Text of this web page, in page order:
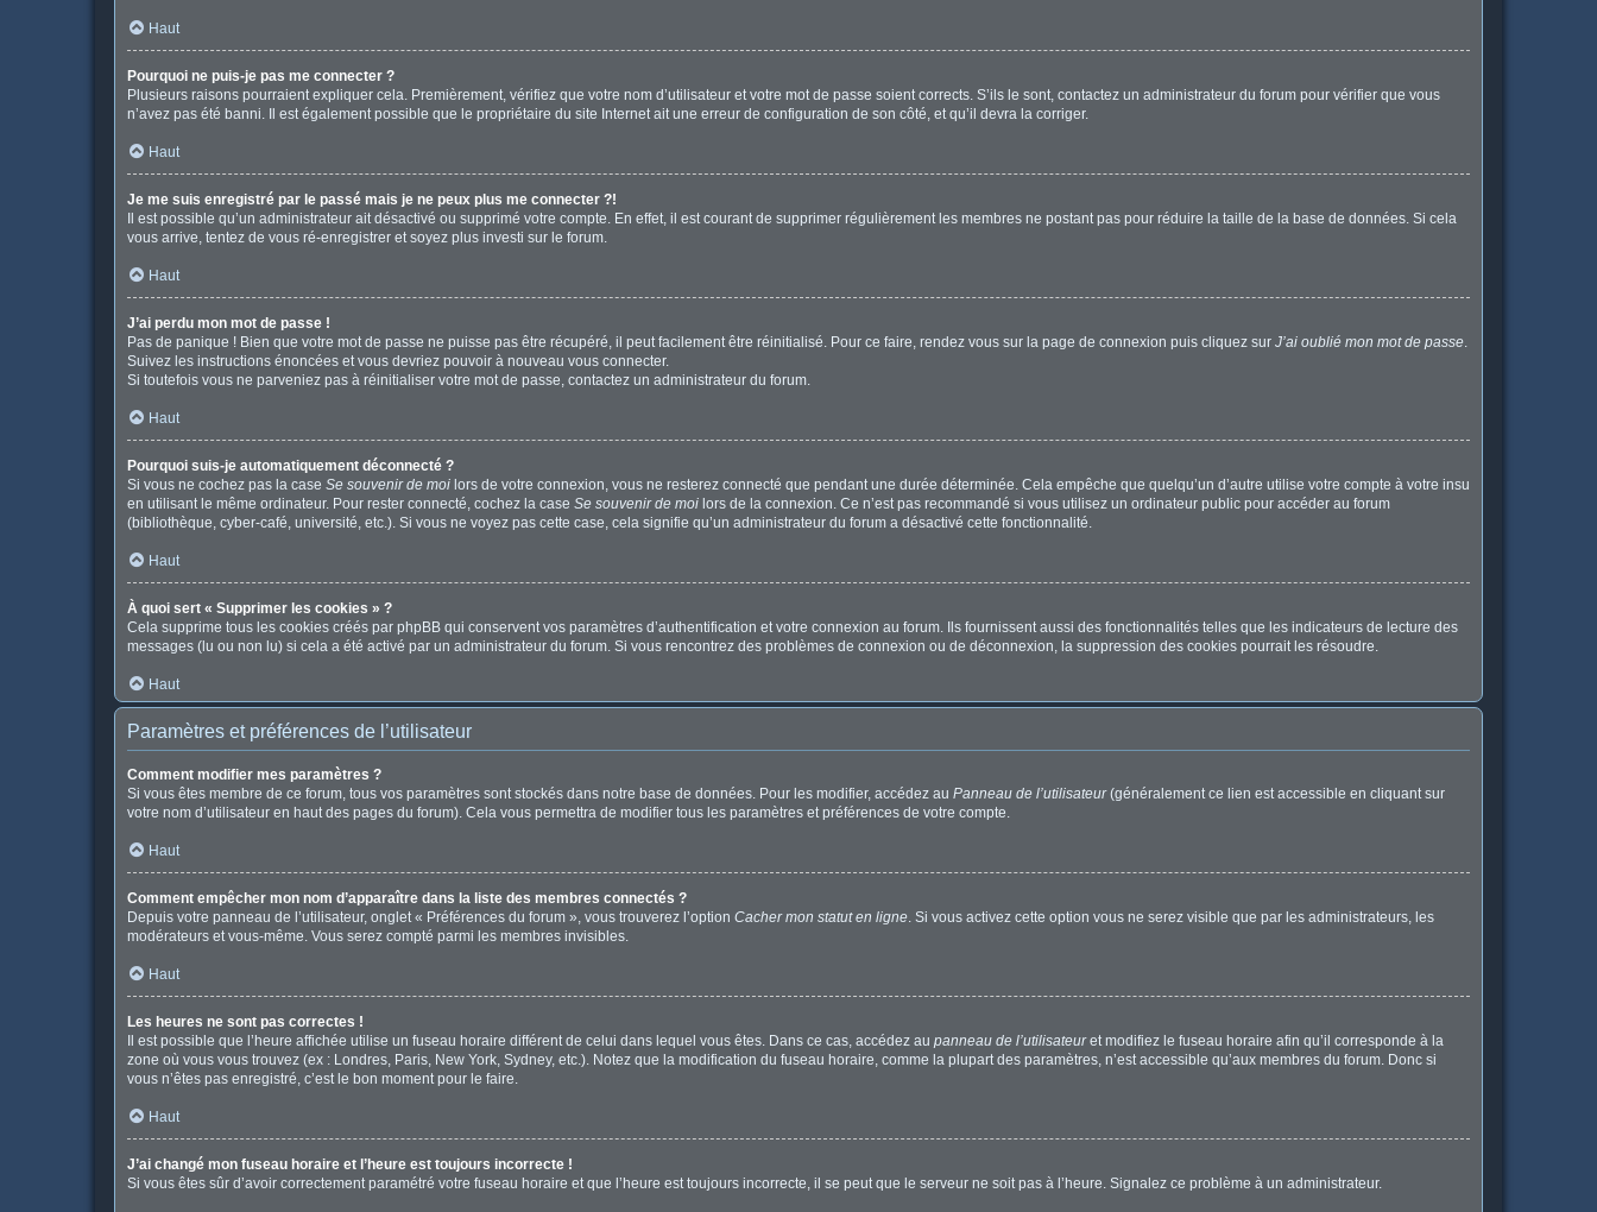
Haut
Pourquoi ne puis-je pas me connecter ?
Plusieurs raisons pourraient expliquer cela. Premièrement, vérifiez que votre nom d’utilisateur et votre mot de passe soient corrects. S’ils le sont, contactez un administrateur du forum pour vérifier que vous
n’avez pas été banni. Il est également possible que le propriétaire du site Internet ait une erreur de configuration de son côté, et qu’il devra la corriger.
Haut
Je me suis enregistré par le passé mais je ne peux plus me connecter ?!
Il est possible qu’un administrateur ait désactivé ou supprimé votre compte. En effet, il est courant de supprimer régulièrement les membres ne postant pas pour réduire la taille de la base de données. Si cela
vous arrive, tentez de vous ré-enregistrer et soyez plus investi sur le forum.
Haut
J’ai perdu mon mot de passe !
Pas de panique ! Bien que votre mot de passe ne puisse pas être récupéré, il peut facilement être réinitialisé. Pour ce faire, rendez vous sur la page de connexion puis cliquez sur J’ai oublié mon mot de passe.
Suivez les instructions énoncées et vous devriez pouvoir à nouveau vous connecter.
Si toutefois vous ne parveniez pas à réinitialiser votre mot de passe, contactez un administrateur du forum.
Haut
Pourquoi suis-je automatiquement déconnecté ?
Si vous ne cochez pas la case Se souvenir de moi lors de votre connexion, vous ne resterez connecté que pendant une durée déterminée. Cela empêche que quelqu’un d’autre utilise votre compte à votre insu
en utilisant le même ordinateur. Pour rester connecté, cochez la case Se souvenir de moi lors de la connexion. Ce n’est pas recommandé si vous utilisez un ordinateur public pour accéder au forum
(bibliothèque, cyber-café, université, etc.). Si vous ne voyez pas cette case, cela signifie qu’un administrateur du forum a désactivé cette fonctionnalité.
Haut
À quoi sert « Supprimer les cookies » ?
Cela supprime tous les cookies créés par phpBB qui conservent vos paramètres d’authentification et votre connexion au forum. Ils fournissent aussi des fonctionnalités telles que les indicateurs de lecture des
messages (lu ou non lu) si cela a été activé par un administrateur du forum. Si vous rencontrez des problèmes de connexion ou de déconnexion, la suppression des cookies pourrait les résoudre.
Haut
Paramètres et préférences de l’utilisateur
Comment modifier mes paramètres ?
Si vous êtes membre de ce forum, tous vos paramètres sont stockés dans notre base de données. Pour les modifier, accédez au Panneau de l’utilisateur(généralement ce lien est accessible en cliquant sur
votre nom d’utilisateur en haut des pages du forum). Cela vous permettra de modifier tous les paramètres et préférences de votre compte.
Haut
Comment empêcher mon nom d’apparaître dans la liste des membres connectés ?
Depuis votre panneau de l’utilisateur, onglet « Préférences du forum », vous trouverez l’option Cacher mon statut en ligne. Si vous activez cette option vous ne serez visible que par les administrateurs, les
modérateurs et vous-même. Vous serez compté parmi les membres invisibles.
Haut
Les heures ne sont pas correctes !
Il est possible que l’heure affichée utilise un fuseau horaire différent de celui dans lequel vous êtes. Dans ce cas, accédez au panneau de l’utilisateuret modifiez le fuseau horaire afin qu’il corresponde à la
zone où vous vous trouvez (ex : Londres, Paris, New York, Sydney, etc.). Notez que la modification du fuseau horaire, comme la plupart des paramètres, n’est accessible qu’aux membres du forum. Donc si
vous n’êtes pas enregistré, c’est le bon moment pour le faire.
Haut
J’ai changé mon fuseau horaire et l’heure est toujours incorrecte !
Si vous êtes sûr d’avoir correctement paramétré votre fuseau horaire et que l’heure est toujours incorrecte, il se peut que le serveur ne soit pas à l’heure. Signalez ce problème à un administrateur.